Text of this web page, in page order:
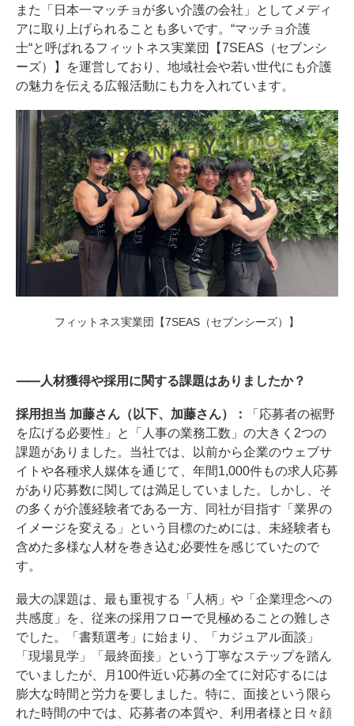
また「日本一マッチョが多い介護の会社」としてメディ
アに取り上げられることも多いです。“マッチョ介護
士“と呼ばれるフィットネス実業団【7SEAS（セブンシ
ーズ）】を運営しており、地域社会や若い世代にも介護
の魅力を伝える広報活動にも力を入れています。
フィットネス実業団【7SEAS（セブンシーズ）】
⸺人材獲得や採用に関する課題はありましたか？
採用担当 加藤さん（以下、加藤さん）：
「応募者の裾野
を広げる必要性」と「人事の業務工数」の大きく2つの
課題がありました。当社では、以前から企業のウェブサ
イトや各種求人媒体を通じて、年間1,000件もの求人応募
があり応募数に関しては満足していました。しかし、そ
の多くが介護経験者である一方、同社が目指す「業界の
イメージを変える」という目標のためには、未経験者も
含めた多様な人材を巻き込む必要性を感じていたので
す。
最大の課題は、最も重視する「人柄」や「企業理念への
共感度」を、従来の採用フローで見極めることの難しさ
でした。「書類選考」に始まり、「カジュアル面談」
「現場見学」「最終面接」という丁寧なステップを踏ん
でいましたが、月100件近い応募の全てに対応するには
膨大な時間と労力を要しました。特に、面接という限ら
れた時間の中では、応募者の本質や、利用者様と日々顔